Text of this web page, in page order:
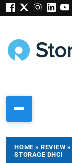
HOME »REVIEW »
STORAGE DHCI